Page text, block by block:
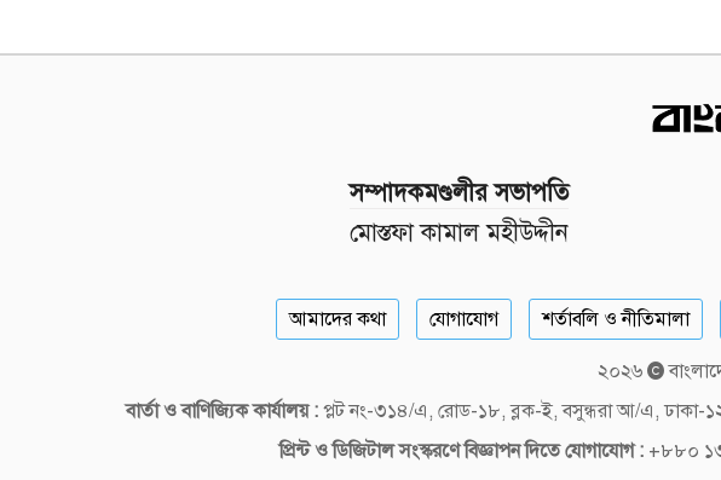
সম্পাদকমণ্ডলীর সভাপতি
মোস্তফা কামাল মহীউদ্দীন
আমাদের কথা যোগাযোগ শর্তাবলি ও নীতিমালা
২০২৬
বার্তা ও বাণিজ্যিক কার্যালয় : প্লট নং-৩১৪/এ, রোড-১৮, ব্লক-ই, বসুন্ধরা আ/এ,
প্রিন্ট ও ডিজিটালসংস্করণে বিজ্ঞাপন দিতে যোগাযোগ : +৮৮০